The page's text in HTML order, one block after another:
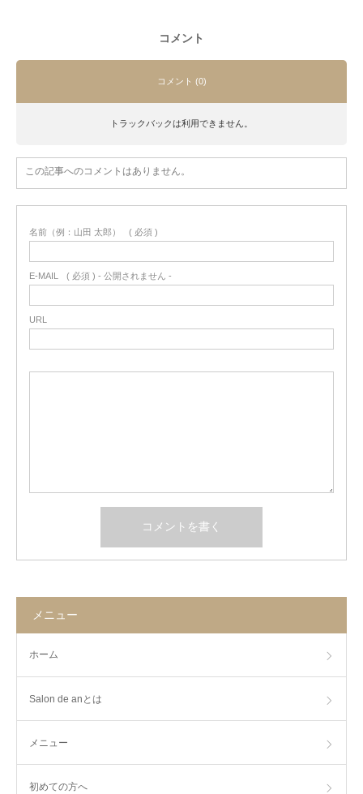
コメント
コメント (0)
トラックバックは利用できません。
この記事へのコメントはありません。
名前（例：山田 太郎） ( 必須 )
E-MAIL ( 必須 ) - 公開されません -
URL
メニュー
ホーム
Salon de anとは
メニュー
初めての方へ